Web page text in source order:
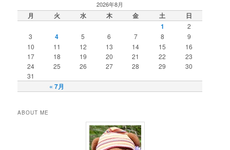
2026年8月
月 火 水 木 金 土 日
« 7月
1
2
3
4 5 6 7 8
9
10
11 12 13 14 15
16
17
18 19 20 21 22
23
24
25 26 27 28 29
30
31
ABOUT ME